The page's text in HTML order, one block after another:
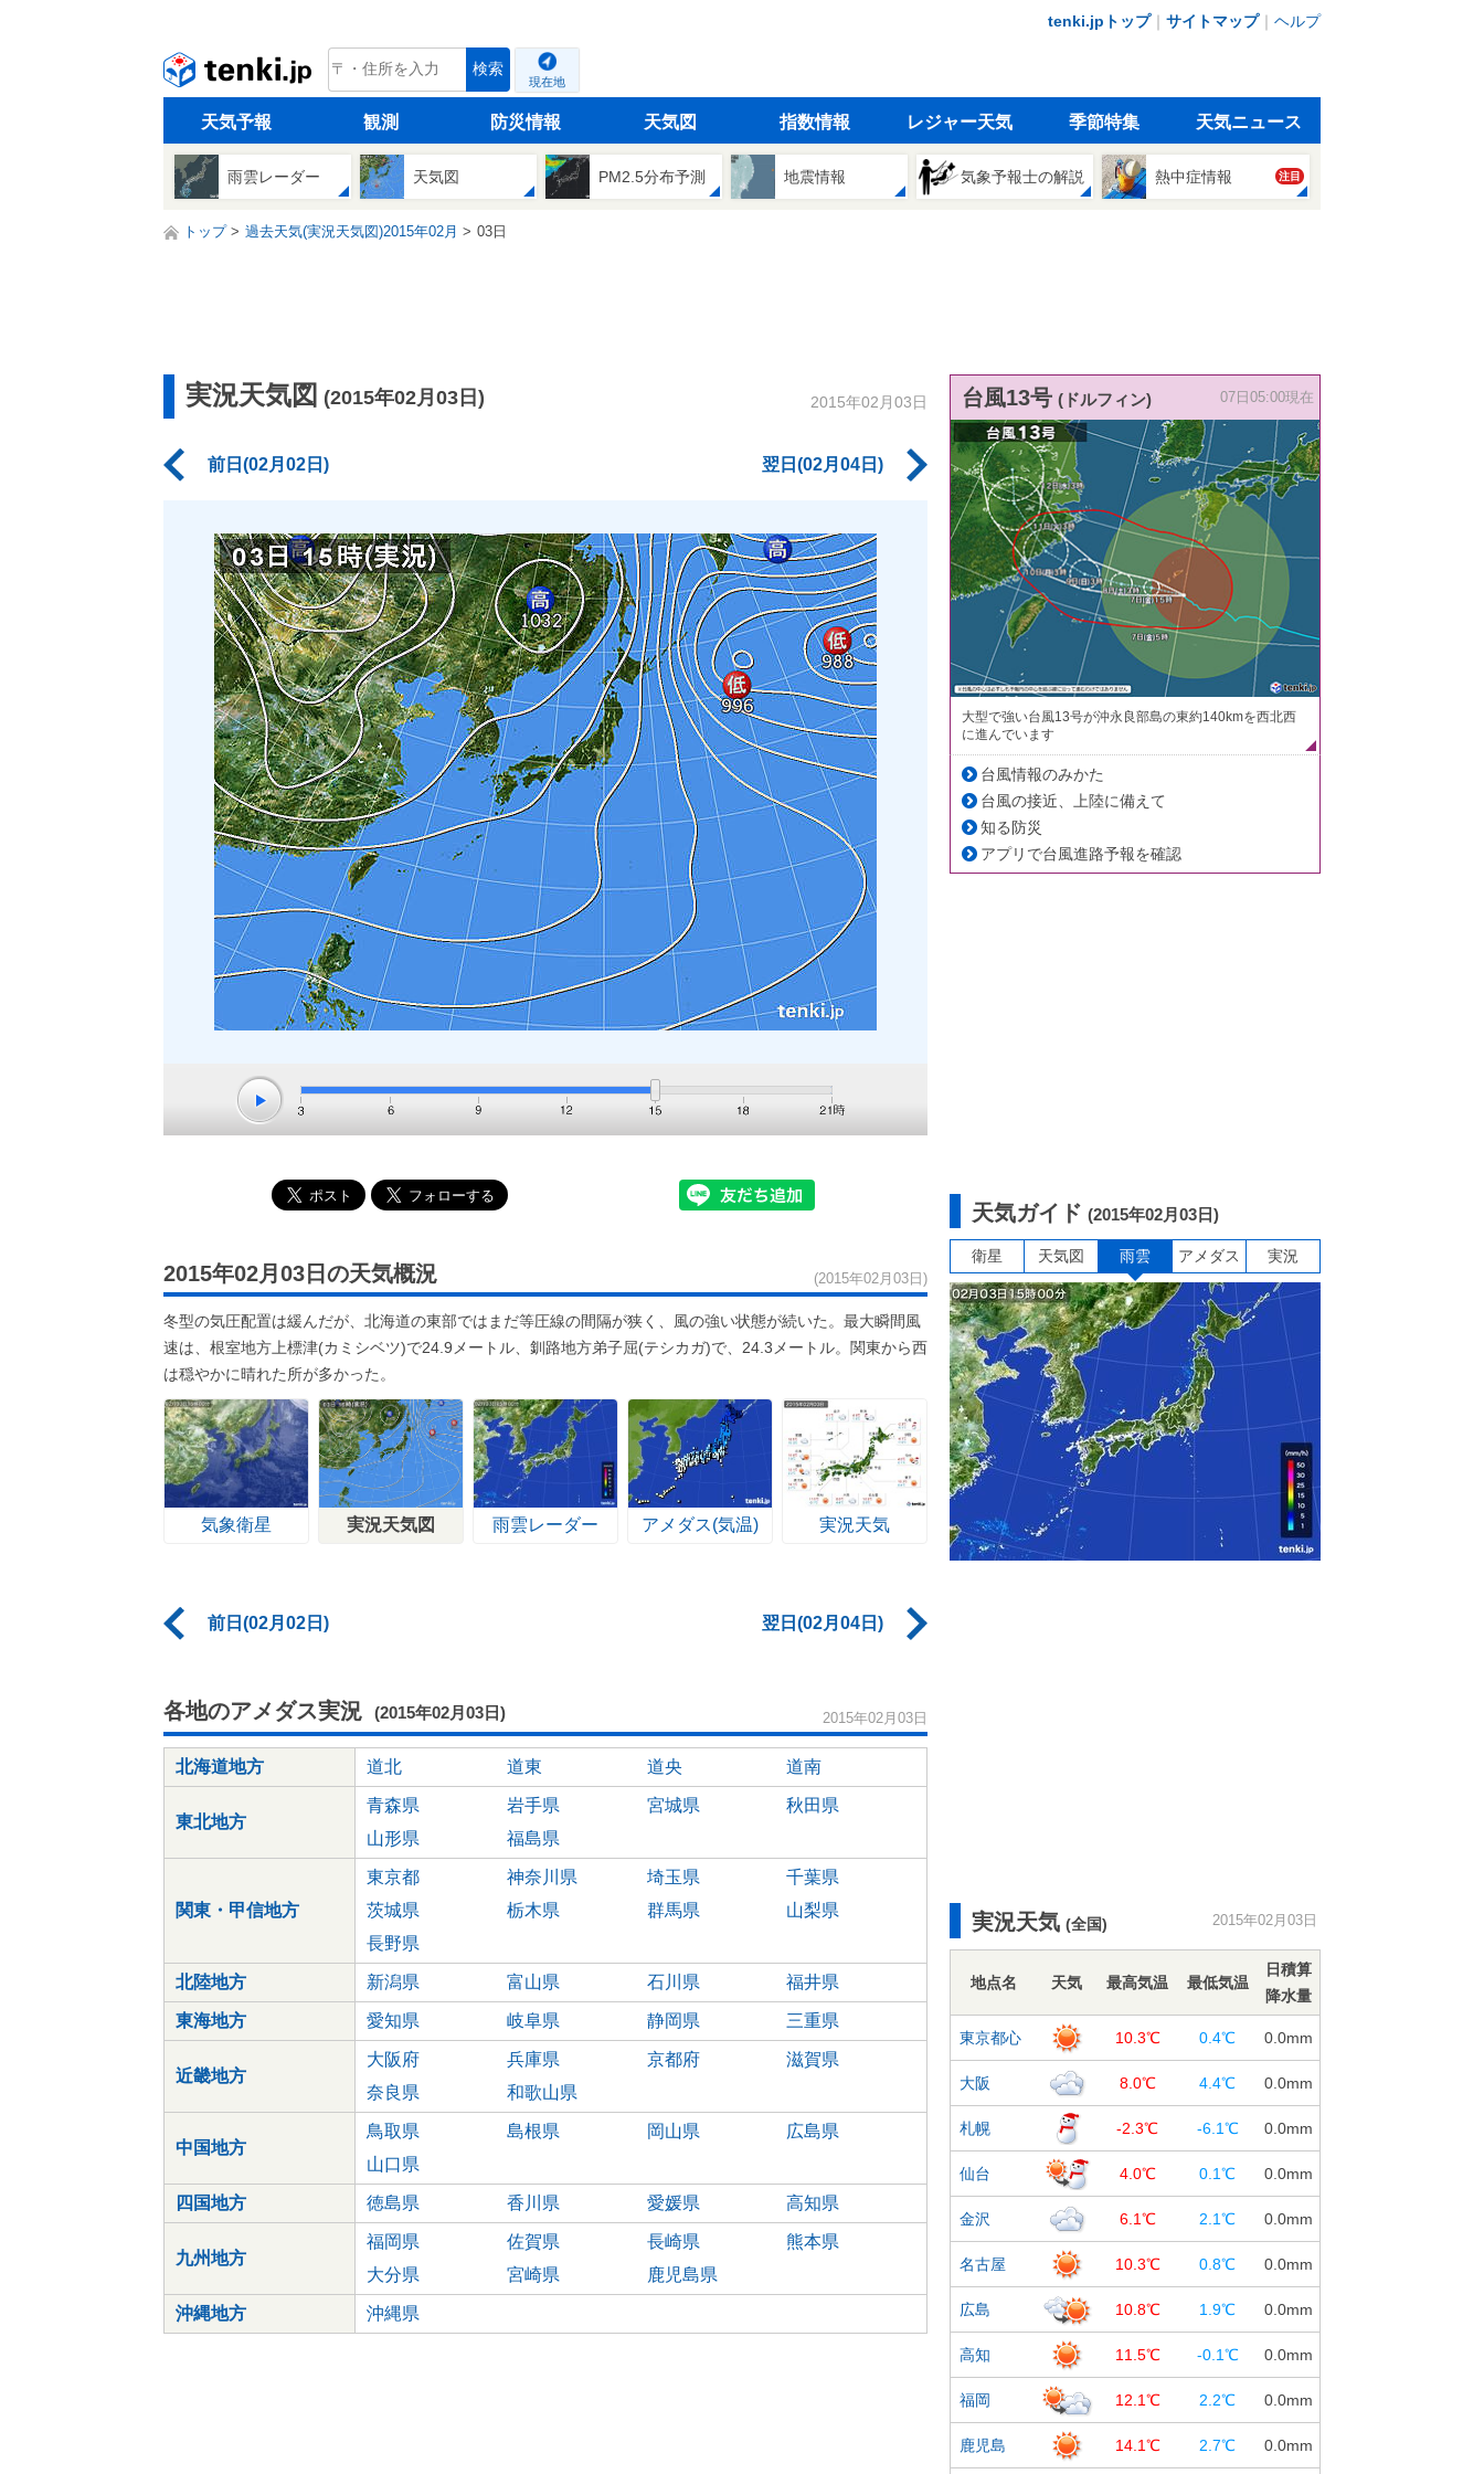
tenki.jpトップ｜ サイトマップ｜ ヘルプ
tenki.jp 検索
現在地
天気予報 観測 防災情報 天気図 指数情報 レジャー天気 季節特集 天気ニュース
雨雲レーダー 天気図 PM2.5分布予測 地震情報 気象予報士の解説 熱中症情報 注目
トップ 過去天気(実況天気図)2015年02月 03日
実況天気図 (2015年02月03日) 2015年02月03日
前日(02月02日) 翌日(02月04日)
2015年02月03日の天気概況 (2015年02月03日)
冬型の気圧配置は緩んだが、北海道の東部ではまだ等圧線の間隔が狭く、風の強い状態が続いた。最大瞬間風
速は、根室地方上標津(カミシベツ)で24.9メートル、釧路地方弟子屈(テシカガ)で、24.3メートル。関東から西
は穏やかに晴れた所が多かった。
気象衛星 実況天気図 雨雲レーダー アメダス(気温) 実況天気
前日(02月02日) 翌日(02月04日)
各地のアメダス実況 (2015年02月03日) 2015年02月03日
北海道地方 道北 道東 道央 道南
東北地方
青森県 岩手県 宮城県
秋田県
山形県
福島県
関東・甲信地方
東京都 神奈川県 埼玉県
千葉県
茨城県
栃木県 群馬県
山梨県
長野県
北陸地方 新潟県 富山県 石川県 福井県
東海地方 愛知県 岐阜県 静岡県 三重県
近畿地方
大阪府 兵庫県 京都府
滋賀県
奈良県
和歌山県
中国地方
鳥取県 島根県 岡山県
広島県
山口県
四国地方 徳島県 香川県 愛媛県 高知県
九州地方
福岡県 佐賀県 長崎県
熊本県
大分県
宮崎県 鹿児島県
沖縄地方 沖縄県
台風13号 (ドルフィン) 07日05:00現在
大型で強い台風13号が沖永良部島の東約140kmを西北西
に進んでいます
台風情報のみかた
台風の接近、上陸に備えて
知る防災
アプリで台風進路予報を確認
天気ガイド (2015年02月03日)
衛星 天気図 雨雲 アメダス 実況
実況天気 (全国) 2015年02月03日
地点名 天気 最高気温 最低気温
日積算
降水量
東京都心 10.3℃ 0.4℃ 0.0mm
大阪 8.0℃ 4.4℃ 0.0mm
札幌 -2.3℃ -6.1℃ 0.0mm
仙台 4.0℃ 0.1℃ 0.0mm
金沢 6.1℃ 2.1℃ 0.0mm
名古屋 10.3℃ 0.8℃ 0.0mm
広島 10.8℃ 1.9℃ 0.0mm
高知 11.5℃ -0.1℃ 0.0mm
福岡 12.1℃ 2.2℃ 0.0mm
鹿児島 14.1℃ 2.7℃ 0.0mm